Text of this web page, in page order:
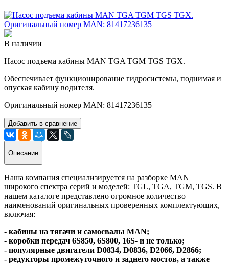
В наличии
Насос подъема кабины MAN TGA TGM TGS TGX.
Обеспечивает функционирование гидросистемы, поднимая и
опуская кабину водителя.
Оригинальный номер MAN: 81417236135
Добавить в сравнение
Описание
Наша компания специализируется на разборке MAN
широкого спектра серий и моделей: TGL, TGA, TGM, TGS. В
нашем каталоге представлено огромное количество
наименований оригинальных проверенных комплектующих,
включая:
- кабины на тягачи и самосвалы MAN;
- коробки передач 6S850, 6S800, 16S- и не только;
- популярные двигатели D0834, D0836, D2066, D2866;
- редукторы промежуточного и заднего мостов, а также